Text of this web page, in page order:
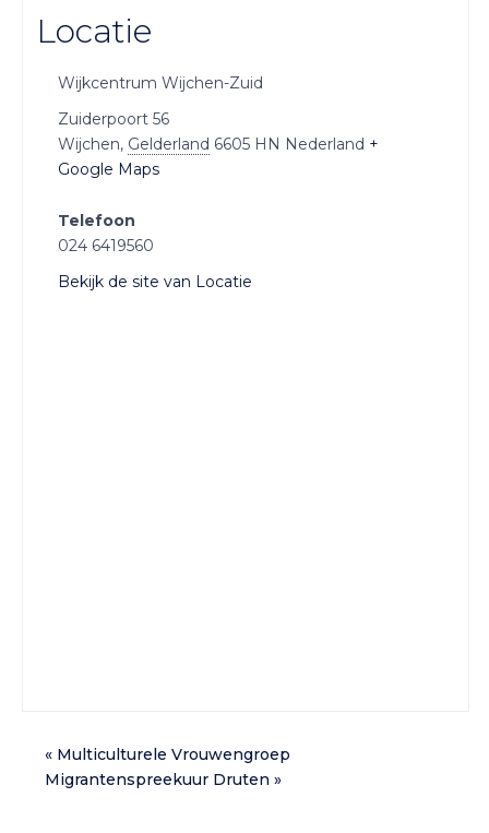
Locatie
Wijkcentrum Wijchen-Zuid
Zuiderpoort 56
Wijchen, Gelderland 6605 HN Nederland +
Google Maps
Telefoon
024 6419560
Bekijk de site van Locatie
« Multiculturele Vrouwengroep
Migrantenspreekuur Druten »